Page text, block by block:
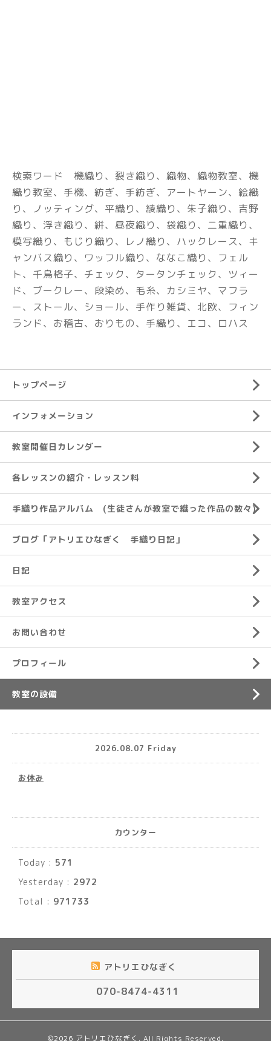
検索ワード 機織り、裂き織り、織物、織物教室、機
織り教室、手機、紡ぎ、手紡ぎ、アートヤーン、絵織
り、ノッティング、 平織り、綾織り、朱子織り、吉野
織り、浮き織り、絣、昼夜織り、袋織り、二重織り、
模写織り、もじり織り、レノ織り、ハックレース、 キ
ャンバス織り、ワッフル織り、ななこ織り、フェル
ト、千鳥格子、チェック、タータンチェック、ツィー
ド、ブークレー、段染め、 毛糸、カシミヤ、マフラ
ー、ストール、ショール、手作り雑貨、北欧、フィン
ランド、お稽古、おりもの、手織り、エコ、ロハス
トップページ
インフォメーション
教室開催日カレンダー
各レッスンの紹介・レッスン料
手織り作品アルバム (生徒さんが教室で織った作品の数々)
ブログ「アトリエひなぎく 手織り日記」
日記
教室アクセス
お問い合わせ
プロフィール
教室の設備
2026.08.07 Friday
お休み
カウンター
Today : 571
Yesterday : 2972
Total : 971733
アトリエひなぎく
070-8474-4311
©2026 アトリエひなぎく . All Rights Reserved.